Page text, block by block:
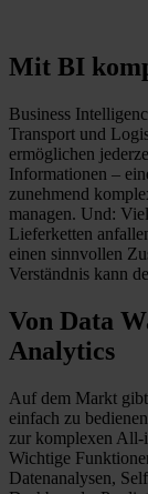
Mit BI
Business
Transport und
ermöglichen
Informationen –
zunehmend
managen. Und:
Lieferketten
einen sinnvollen
Verständnis kann
Von Data
Analytics
Auf dem Markt
einfach zu
zur komplexen All-
Wichtige
Datenanalysen,